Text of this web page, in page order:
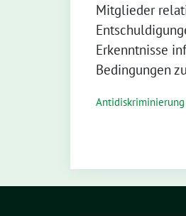
Mitglieder
Erkenntnisse
Bedingungen
Antidiskriminierung